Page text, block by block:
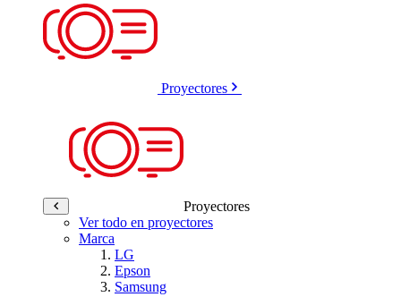
Proyectores
Proyectores
Ver todo en proyectores
Marca
LG
Epson
Samsung